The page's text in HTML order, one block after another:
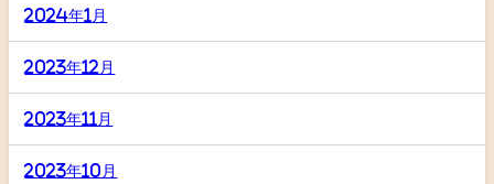
2024年1月
2023年12月
2023年11月
2023年10月